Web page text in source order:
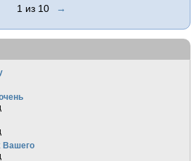
1 из 10 →
Вашего